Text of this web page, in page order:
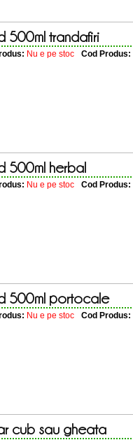
500ml trandafiri
Nu e pe stoc Cod Produs:
500ml herbal
Nu e pe stoc Cod Produs:
500ml portocale
Nu e pe stoc Cod Produs:
cub sau gheata